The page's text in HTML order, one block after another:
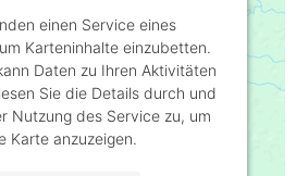
einen Service eines
Karteninhalte einzubetten.
Daten zu Ihren Aktivitäten
Sie die Details durch und
Nutzung des Service zu, um
Karte anzuzeigen.